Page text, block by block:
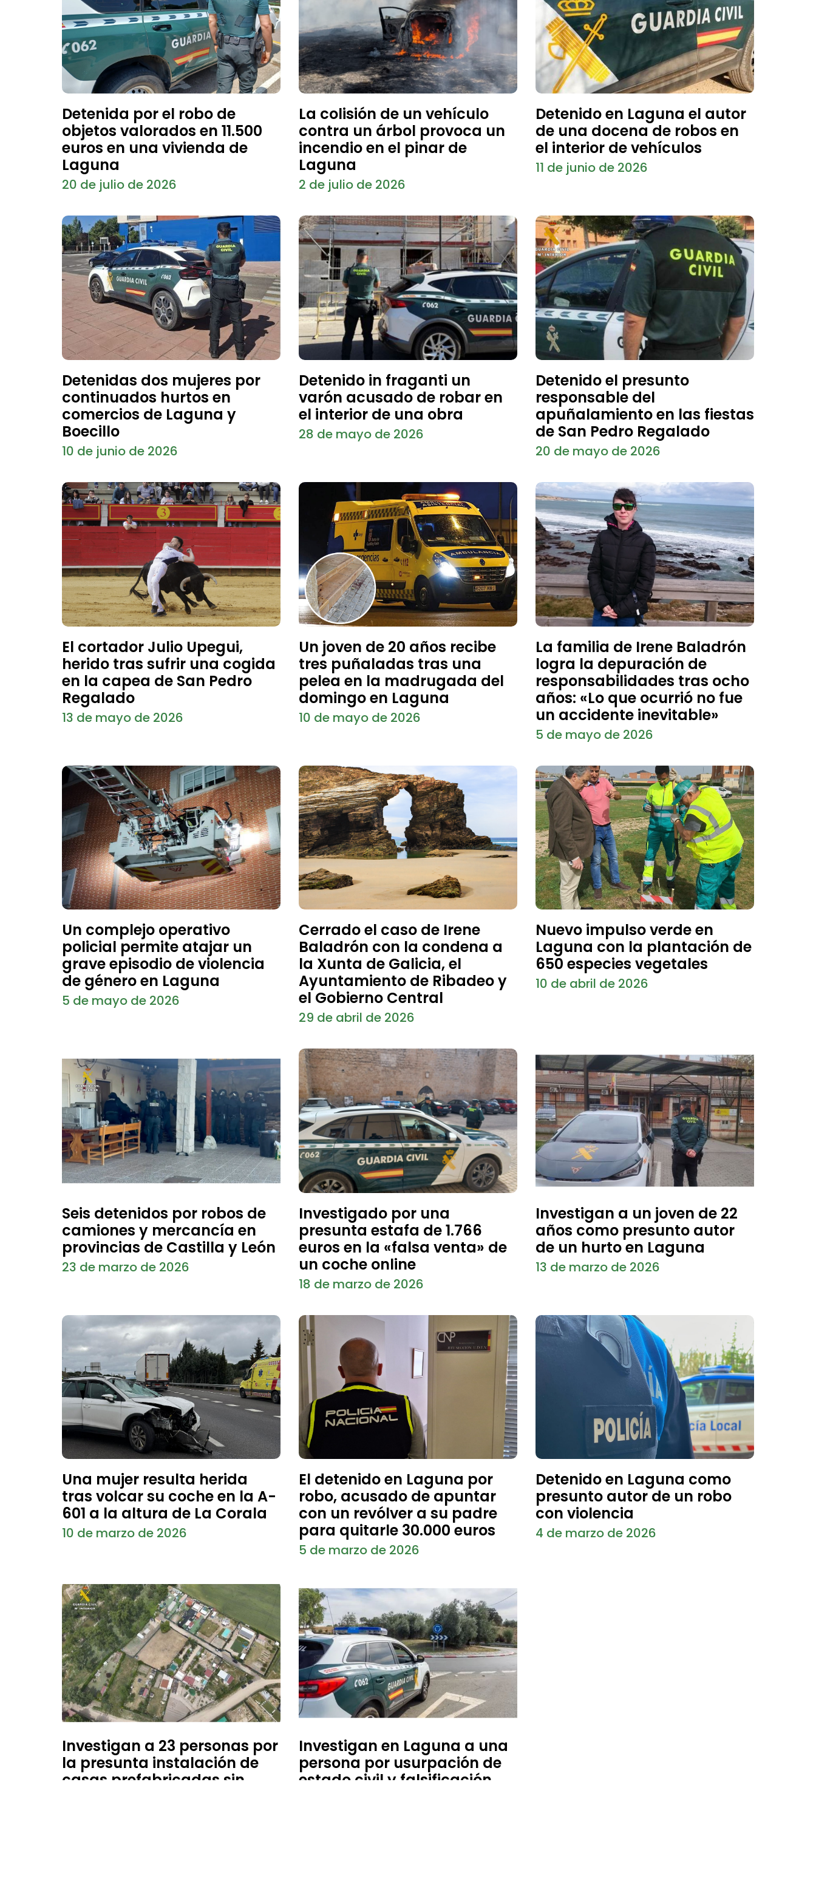
Detenida por el robo de
objetos valorados en 11.500
euros en una vivienda de
Laguna
20 de julio de 2026
La colisión de un vehículo
contra un árbol provoca un
incendio en el pinar de
Laguna
2 de julio de 2026
Detenido en Laguna el autor
de una docena de robos en
el interior de vehículos
11 de junio de 2026
Detenidas dos mujeres por
continuados hurtos en
comercios de Laguna y
Boecillo
10 de junio de 2026
Detenido in fraganti un
varón acusado de robar en
el interior de una obra
28 de mayo de 2026
Detenido el presunto
responsable del
apuñalamiento en las fiestas
de San Pedro Regalado
20 de mayo de 2026
El cortador Julio Upegui,
herido tras sufrir una cogida
en la capea de San Pedro
Regalado
13 de mayo de 2026
Un joven de 20 años recibe
tres puñaladas tras una
pelea en la madrugada del
domingo en Laguna
10 de mayo de 2026
La familia de Irene Baladrón
logra la depuración de
responsabilidades tras ocho
años: «Lo que ocurrió no fue
un accidente inevitable»
5 de mayo de 2026
Un complejo operativo
policial permite atajar un
grave episodio de violencia
de género en Laguna
5 de mayo de 2026
Cerrado el caso de Irene
Baladrón con la condena a
la Xunta de Galicia, el
Ayuntamiento de Ribadeo y
el Gobierno Central
29 de abril de 2026
Nuevo impulso verde en
Laguna con la plantación de
650 especies vegetales
10 de abril de 2026
Seis detenidos por robos de
camiones y mercancía en
provincias de Castilla y León
23 de marzo de 2026
Investigado por una
presunta estafa de 1.766
euros en la «falsa venta» de
un coche online
18 de marzo de 2026
Investigan a un joven de 22
años como presunto autor
de un hurto en Laguna
13 de marzo de 2026
Una mujer resulta herida
tras volcar su coche en la A-
601 a la altura de La Corala
10 de marzo de 2026
El detenido en Laguna por
robo, acusado de apuntar
con un revólver a su padre
para quitarle 30.000 euros
5 de marzo de 2026
Detenido en Laguna como
presunto autor de un robo
con violencia
4 de marzo de 2026
Investigan a 23 personas por
la presunta instalación de
casas prefabricadas sin
Investigan en Laguna a una
persona por usurpación de
estado civil y falsificación